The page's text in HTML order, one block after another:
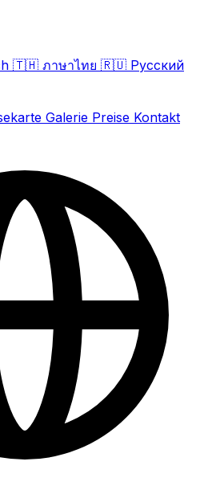
🇹🇭 ภาษาไทย 🇷🇺 Русский
Galerie Preise Kontakt